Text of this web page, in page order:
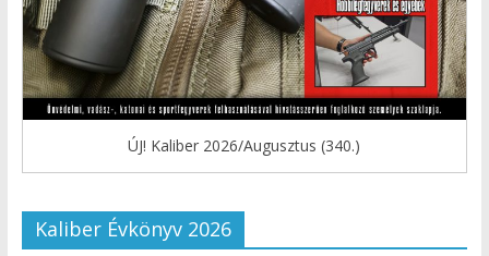
ÚJ! Kaliber 2026/Augusztus (340.)
Kaliber Évkönyv 2026